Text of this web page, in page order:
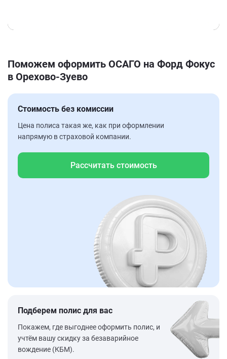
Поможем оформить ОСАГО на Форд Фокус
в Орехово-Зуево
Стоимость без комиссии
Цена полиса такая же, как при оформлении
напрямую в страховой компании.
Рассчитать стоимость
Подберем полис для вас
Покажем, где выгоднее оформить полис, и
учтём вашу скидку за безаварийное
вождение (КБМ).